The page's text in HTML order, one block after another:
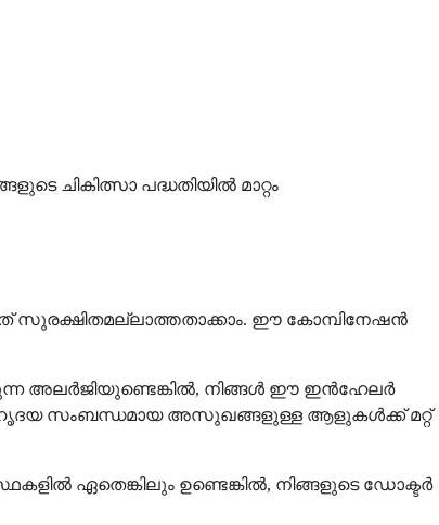
പദ്ധതിയിൽ മാറ്റം
ഈ കോമ്പിനേഷൻ
അലർജിയുണ്ടെങ്കിൽ, നിങ്ങൾ ഈ ഇൻഹേലർ
ഹൃദയ സംബന്ധമായ അസുഖങ്ങളുള്ള ആളുകൾക്ക് മറ്റ്
ഏതെങ്കിലും ഉണ്ടെങ്കിൽ, നിങ്ങളുടെ ഡോക്ടർ